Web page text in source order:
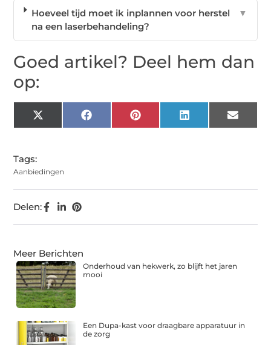
Hoeveel tijd moet ik inplannen voor herstel
na een laserbehandeling?
▼
Goed artikel? Deel hem dan
op:
X
(Twitter)
Facebook Pinterest LinkedIn Email
Tags:
Aanbiedingen
Delen:
Meer Berichten
Onderhoud van hekwerk, zo blijft het jaren
mooi
Een Dupa-kast voor draagbare apparatuur in
de zorg